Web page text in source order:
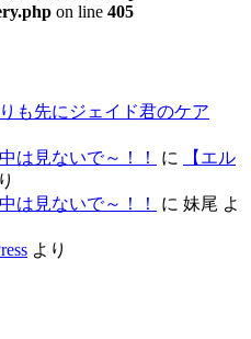
on line 405
も先にジェイド君のケア
は見ないで～！！
に
【エル
は見ないで～！！
に 妹尾 よ
より